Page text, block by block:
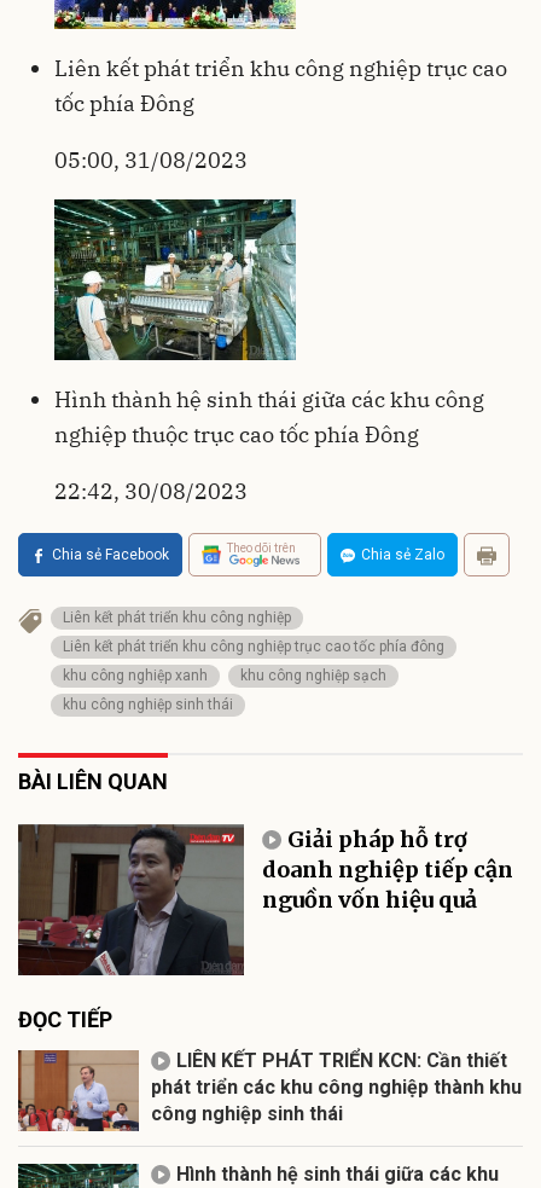
Liên kết phát triển khu công nghiệp trục cao
tốc phía Đông
05:00, 31/08/2023
Hình thành hệ sinh thái giữa các khu công
nghiệp thuộc trục cao tốc phía Đông
22:42, 30/08/2023
Chia sẻ Facebook Theo dõi trên Chia sẻ Zalo
Liên kết phát triển khu công nghiệp
Liên kết phát triển khu công nghiệp trục cao tốc phía đông
khu công nghiệp xanh
khu công nghiệp sạch
khu công nghiệp sinh thái
BÀI LIÊN QUAN
Giải pháp hỗ trợ
doanh nghiệp tiếp cận
nguồn vốn hiệu quả
ĐỌC TIẾP
LIÊN KẾT PHÁT TRIỂN KCN: Cần thiết
phát triển các khu công nghiệp thành khu
công nghiệp sinh thái
Hình thành hệ sinh thái giữa các khu